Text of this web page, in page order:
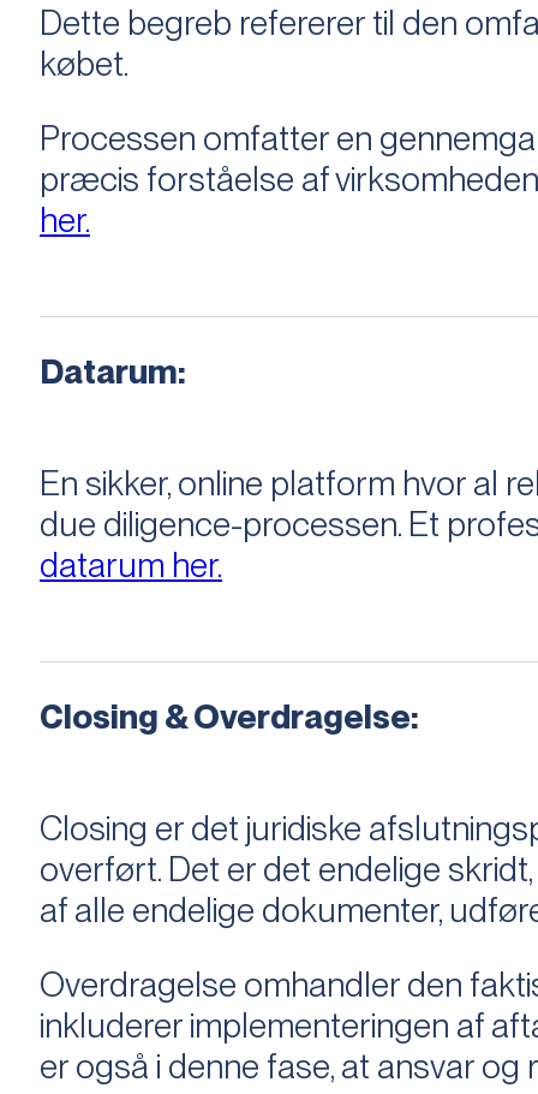
Dette begreb refererer til den
købet.
Processen omfatter en
præcis forståelse af
her.
Datarum:
En sikker, online platform hvor al
due diligence-processen. Et
datarum her.
Closing & Overdragelse:
Closing er det juridiske
overført. Det er det endelige
af alle endelige dokumenter,
Overdragelse omhandler den
inkluderer implementeringen af
er også i denne fase, at ansvar